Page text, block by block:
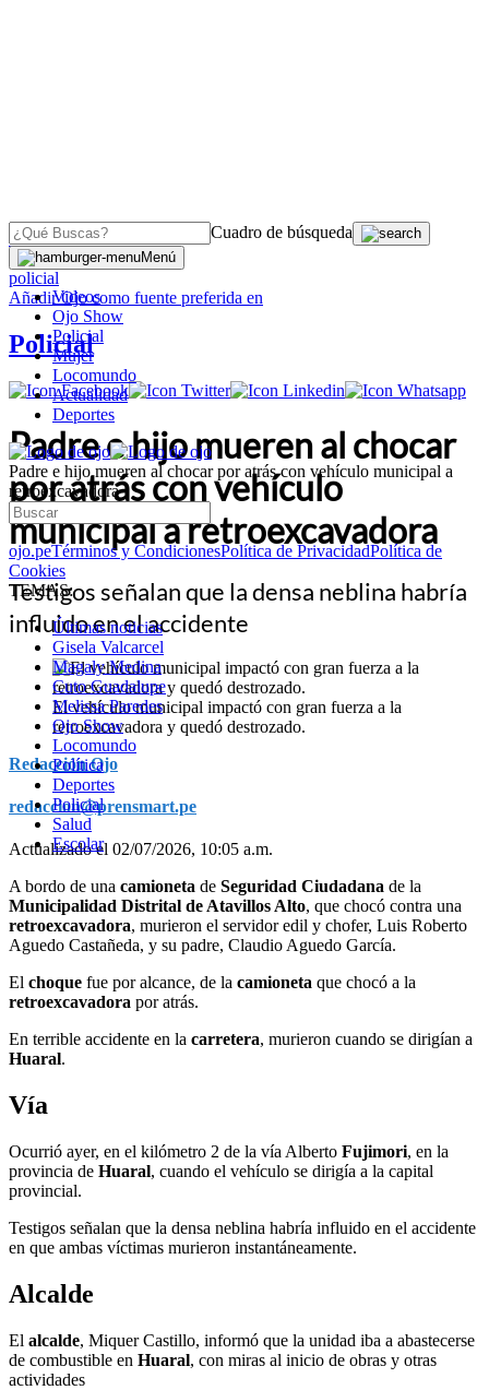
Cuadro de búsqueda
Menú
Videos
Ojo Show
Policial
Mujer
Locomundo
Actualidad
Deportes
Padre e hijo mueren al chocar por atrás con vehículo municipal a
retroexcavadora
ojo.peTérminos y CondicionesPolítica de PrivacidadPolítica de
Cookies
TEMAS:
Últimas noticias
Gisela Valcarcel
Magaly Medina
Cuto Guadalupe
Melissa Paredes
Ojo Show
Locomundo
Política
Deportes
Policial
Salud
Escolar
OJO
policial
AñadirOjocomo fuente preferida en
Policial
Padre e hijo mueren al chocar
por atrás con vehículo
municipal a retroexcavadora
Testigos señalan que la densa neblina habría
influido en el accidente
El vehículo municipal impactó con gran fuerza a la
retroexcavadora y quedó destrozado.
Redacción Ojo
redaccion@prensmart.pe
Actualizado el 02/07/2026, 10:05 a.m.
A bordo de una camioneta de Seguridad Ciudadana de la
Municipalidad Distrital de Atavillos Alto, que chocó contra una
retroexcavadora, murieron el servidor edil y chofer, Luis Roberto
Aguedo Castañeda, y su padre, Claudio Aguedo García.
El choque fue por alcance, de la camioneta que chocó a la
retroexcavadora por atrás.
En terrible accidente en la carretera, murieron cuando se dirigían a
Huaral.
Vía
Ocurrió ayer, en el kilómetro 2 de la vía Alberto Fujimori, en la
provincia de Huaral, cuando el vehículo se dirigía a la capital
provincial.
Testigos señalan que la densa neblina habría influido en el accidente
en que ambas víctimas murieron instantáneamente.
Alcalde
El alcalde, Miquer Castillo, informó que la unidad iba a abastecerse
de combustible en Huaral, con miras al inicio de obras y otras
actividades